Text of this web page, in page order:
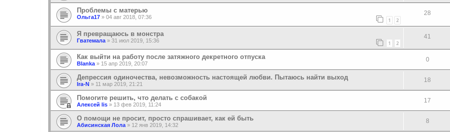
Проблемы с матерью
Ольга17 » 04 авг 2018, 07:36 1 2
28
Я превращаюсь в монстра
Гватемала » 31 июл 2019, 15:36 1 2
41
Как выйти на работу после затяжного декретного отпуска
Blanka » 15 апр 2019, 20:07
0
Депрессия одиночества, невозможность настоящей любви. Пытаюсь найти выход
Ira-N » 11 мар 2019, 21:21
18
Помогите решить, что делать с собакой
Алексей lis » 13 фев 2019, 11:24
17
О помощи не просит, просто спрашивает, как ей быть
Абисинская Лола » 12 янв 2019, 14:32
8